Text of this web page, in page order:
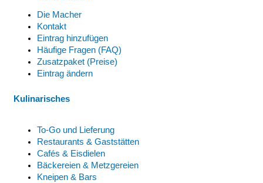
Die Macher
Kontakt
Eintrag hinzufügen
Häufige Fragen (FAQ)
Zusatzpaket (Preise)
Eintrag ändern
Kulinarisches
To-Go und Lieferung
Restaurants & Gaststätten
Cafés & Eisdielen
Bäckereien & Metzgereien
Kneipen & Bars